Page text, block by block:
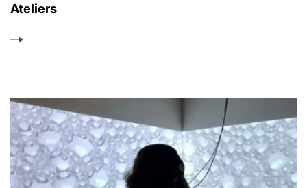
Ateliers